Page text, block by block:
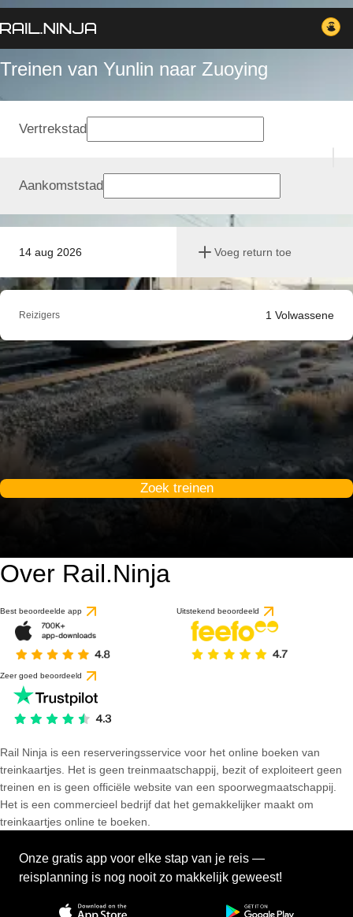
Treinen van Yunlin naar Zuoying
14 aug 2026 Voeg return toe
Vertrekstad
Aankomststad
Reizigers 1 Volwassene
Zoek treinen
Over Rail.Ninja
Best beoordeelde app Uitstekend beoordeeld
Zeer goed beoordeeld
Rail Ninja is een reserveringsservice voor het online boeken van
treinkaartjes. Het is geen treinmaatschappij, bezit of exploiteert geen
treinen en is geen officiële website van een spoorwegmaatschappij.
Het is een commercieel bedrijf dat het gemakkelijker maakt om
treinkaartjes online te boeken.
Onze gratis app voor elke stap van je reis —
reisplanning is nog nooit zo makkelijk geweest!